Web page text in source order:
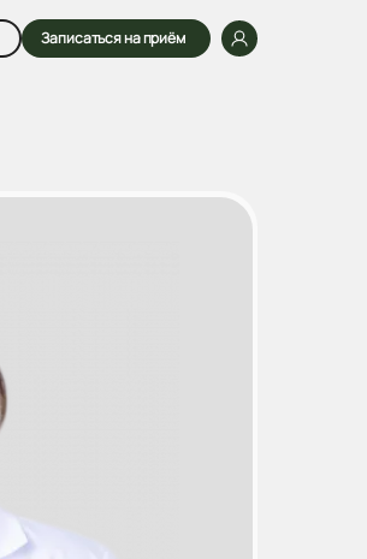
Записаться на приём